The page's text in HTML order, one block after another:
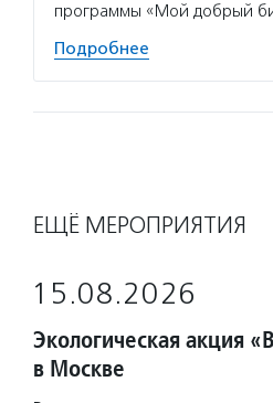
программы «Мой добрый
Подробнее
ЕЩЁ МЕРОПРИЯТИЯ
15.08.2026
Экологическая акция
в Москве